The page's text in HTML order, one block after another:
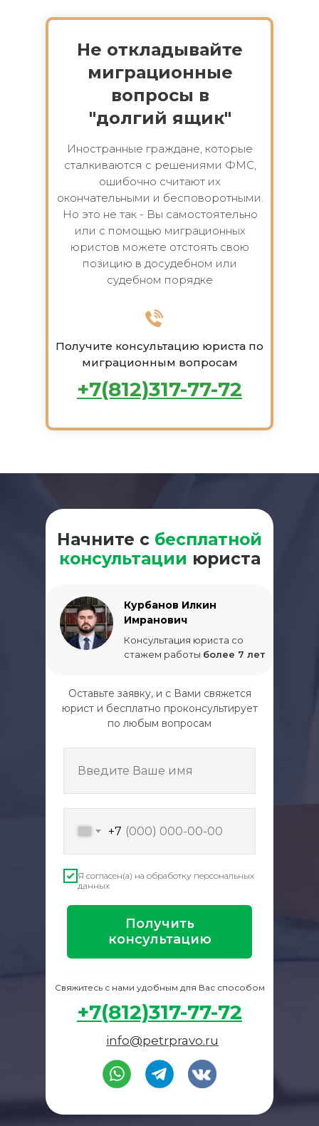
Не откладывайте
миграционные
вопросы в
"долгий ящик"
Иностранные граждане, которые
сталкиваются с решениями ФМС,
ошибочно считают их
окончательными и бесповоротными.
Но это не так - Вы самостоятельно
или с помощью миграционных
юристов можете отстоять свою
позицию в досудебном или
судебном порядке
+7(812)317-77-72
Получите консультацию юриста по
миграционным вопросам
Начните с бесплатной
консультации юриста
Свяжитесь с нами удобным для Вас способом
+7(812)317-77-72
info@petrpravo.ru
Оставьте заявку, и с Вами свяжется
юрист и бесплатно проконсультирует
по любым вопросам
Курбанов Илкин
Имранович
Консультация юриста со
стажем работы более 7 лет
Введите Ваше имя
+7
Я согласен(а) на обработку персональных
данных
Получить
консультацию